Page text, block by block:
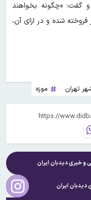
و گفت: «چگونه بخواهند
فروخته شده و در ازای آن،
تهران موزه
و خبریدیدبان ایران
دیدبان ایران